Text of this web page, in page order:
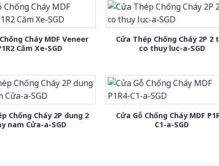
Cháy MDF Veneer
Căm Xe-SGD
Cửa Thép Chống Cháy 2P 2
co thuy luc-a-SGD
Chống Cháy 2P dung 2
nam Cửa-a-SGD
Cửa Gỗ Chống Cháy MDF
C1-a-SGD